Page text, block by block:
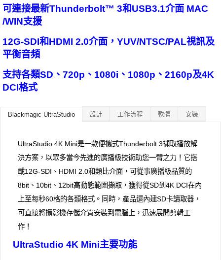
可連接最新Thunderbolt™ 3和USB3.1介面 MAC
/WIN支援
12G-SDI和HDMI 2.0介面，YUV/NTSC/PAL視訊及
平衡音頻
支持各類SD、720p、1080i、1080p、2160p及4K
DCI格式
Blackmagic UltraStudio 設計 工作流程 軟體 安裝
UltraStudio 4K Mini是一款便攜式Thunderbolt 3擷取播放解
決方案，以眾多當今先進的廣播級技術助您一臂之力！它搭
載12G-SDI、HDMI 2.0和類比介面，可從事廣播級品質的
8bit、10bit、12bit高動態範圍擷取，獲得從SD到4K DCI在內
上至每秒60格的各類格式。同時，產品還內建SD卡讀取器，
可直接將攝影機存儲介質安裝到電腦上，迅速展開剪輯工
作！
UltraStudio 4K Mini主要功能